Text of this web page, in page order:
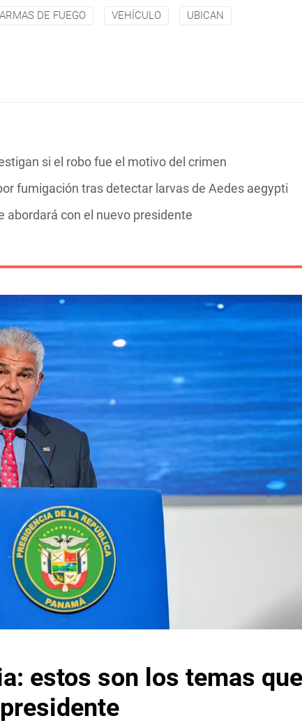
ARMAS DE FUEGO VEHÍCULO UBICAN
si el robo fue el motivo del crimen
fumigación tras detectar larvas de Aedes aegypti
abordará con el nuevo presidente
estos son los temas que